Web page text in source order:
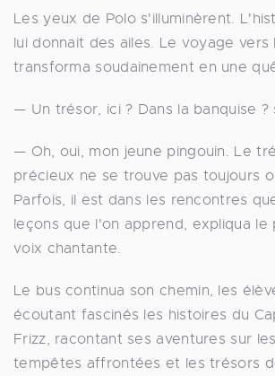
Les yeux de Polo s'illuminèrent.
lui donnait des ailes. Le voyage vers
transforma soudainement en une
— Un trésor, ici ? Dans la banquise ?
— Oh, oui, mon jeune pingouin. Le
précieux ne se trouve pas toujours
Parfois, il est dans les rencontres
leçons que l'on apprend, expliqua le
voix chantante.
Le bus continua son chemin, les
écoutant fascinés les histoires du
Frizz, racontant ses aventures sur
tempêtes affrontées et les trésors